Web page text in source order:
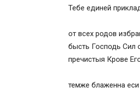
Тебе единей
от всех родов
бысть Господь Сил
пречистыя Крове
темже блаженна